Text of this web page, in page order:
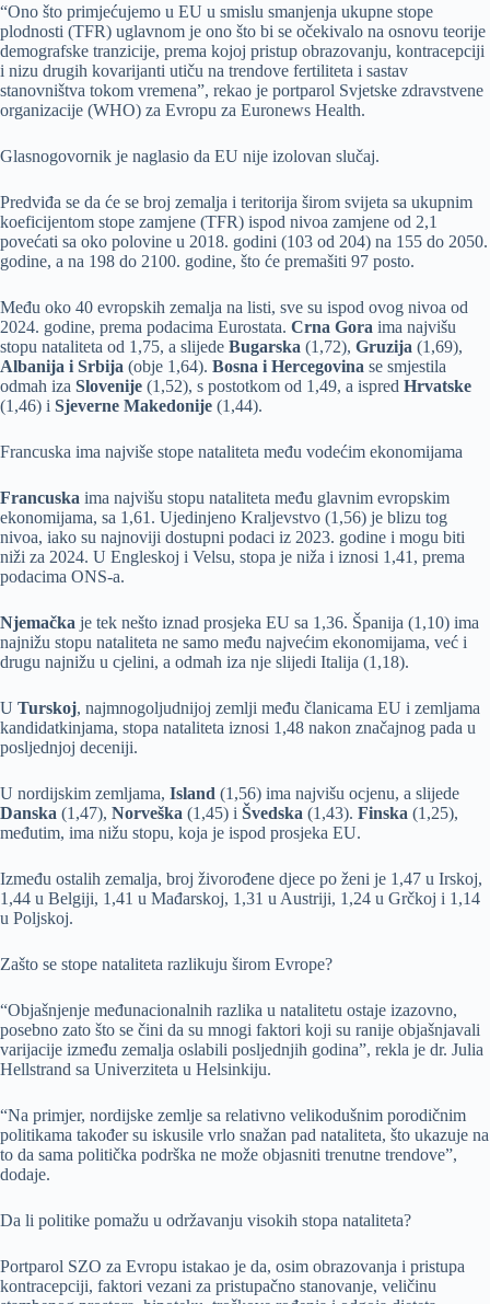
“Ono što primjećujemo u EU u smislu smanjenja ukupne stope
plodnosti (TFR) uglavnom je ono što bi se očekivalo na osnovu teorije
demografske tranzicije, prema kojoj pristup obrazovanju, kontracepciji
i nizu drugih kovarijanti utiču na trendove fertiliteta i sastav
stanovništva tokom vremena”, rekao je portparol Svjetske zdravstvene
organizacije (WHO) za Evropu za Euronews Health.
Glasnogovornik je naglasio da EU nije izolovan slučaj.
Predviđa se da će se broj zemalja i teritorija širom svijeta sa ukupnim
koeficijentom stope zamjene (TFR) ispod nivoa zamjene od 2,1
povećati sa oko polovine u 2018. godini (103 od 204) na 155 do 2050.
godine, a na 198 do 2100. godine, što će premašiti 97 posto.
Među oko 40 evropskih zemalja na listi, sve su ispod ovog nivoa od
2024. godine, prema podacima Eurostata. Crna Gora ima najvišu
stopu nataliteta od 1,75, a slijede Bugarska (1,72), Gruzija (1,69),
Albanija i Srbija (obje 1,64). Bosna i Hercegovina se smjestila
odmah iza Slovenije (1,52), s postotkom od 1,49, a ispred Hrvatske
(1,46) i Sjeverne Makedonije (1,44).
Francuska ima najviše stope nataliteta među vodećim ekonomijama
Francuska ima najvišu stopu nataliteta među glavnim evropskim
ekonomijama, sa 1,61. Ujedinjeno Kraljevstvo (1,56) je blizu tog
nivoa, iako su najnoviji dostupni podaci iz 2023. godine i mogu biti
niži za 2024. U Engleskoj i Velsu, stopa je niža i iznosi 1,41, prema
podacima ONS-a.
Njemačka je tek nešto iznad prosjeka EU sa 1,36. Španija (1,10) ima
najnižu stopu nataliteta ne samo među najvećim ekonomijama, već i
drugu najnižu u cjelini, a odmah iza nje slijedi Italija (1,18).
U Turskoj, najmnogoljudnijoj zemlji među članicama EU i zemljama
kandidatkinjama, stopa nataliteta iznosi 1,48 nakon značajnog pada u
posljednjoj deceniji.
U nordijskim zemljama, Island (1,56) ima najvišu ocjenu, a slijede
Danska (1,47), Norveška (1,45) i Švedska (1,43). Finska (1,25),
međutim, ima nižu stopu, koja je ispod prosjeka EU.
Između ostalih zemalja, broj živorođene djece po ženi je 1,47 u Irskoj,
1,44 u Belgiji, 1,41 u Mađarskoj, 1,31 u Austriji, 1,24 u Grčkoj i 1,14
u Poljskoj.
Zašto se stope nataliteta razlikuju širom Evrope?
“Objašnjenje međunacionalnih razlika u natalitetu ostaje izazovno,
posebno zato što se čini da su mnogi faktori koji su ranije objašnjavali
varijacije između zemalja oslabili posljednjih godina”, rekla je dr. Julia
Hellstrand sa Univerziteta u Helsinkiju.
“Na primjer, nordijske zemlje sa relativno velikodušnim porodičnim
politikama također su iskusile vrlo snažan pad nataliteta, što ukazuje na
to da sama politička podrška ne može objasniti trenutne trendove”,
dodaje.
Da li politike pomažu u održavanju visokih stopa nataliteta?
Portparol SZO za Evropu istakao je da, osim obrazovanja i pristupa
kontracepciji, faktori vezani za pristupačno stanovanje, veličinu